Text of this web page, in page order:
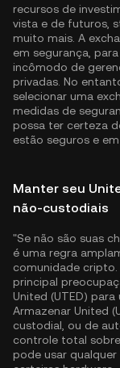
recursos de
vista e de futuros,
muito mais. A
em segurança,
incômodo de
privadas. No
selecionar uma
medidas de
possa ter certeza
estão seguros e
Manter seu
não-custodiais
"Se não são suas
é uma regra
comunidade cripto.
principal
United (UTED)
Armazenar United
custodial, ou de
controle total
pode usar